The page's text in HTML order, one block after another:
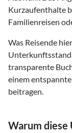
Kurzaufenthalte
Familienreisen
Was Reisende
transparente
einem
beitragen.
Warum diese